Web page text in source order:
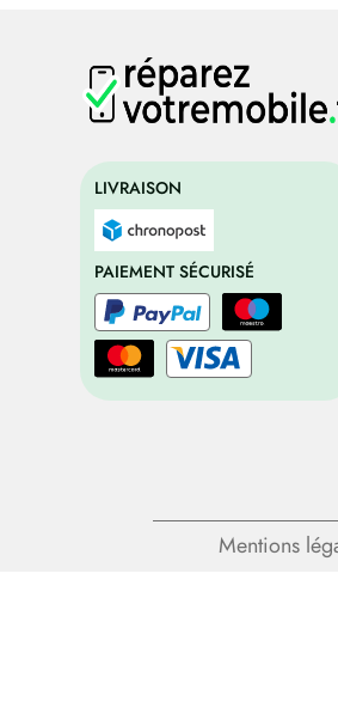
LIVRAISON
PAIEMENT SÉCURISÉ
Mentions